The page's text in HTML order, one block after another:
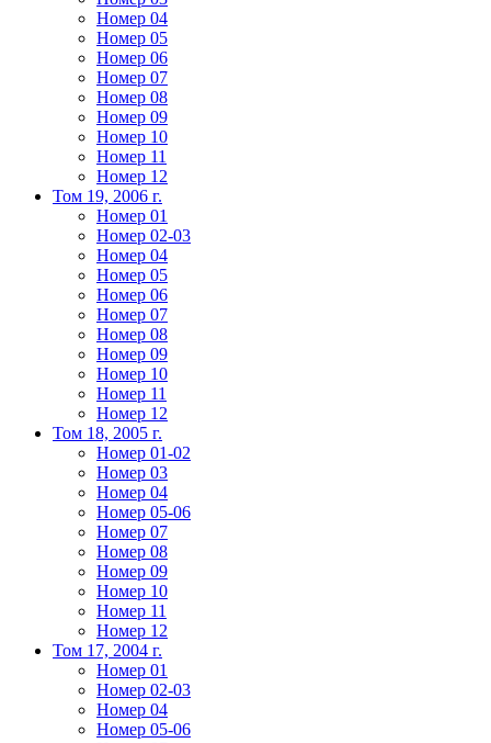
Номер 04
Номер 05
Номер 06
Номер 07
Номер 08
Номер 09
Номер 10
Номер 11
Номер 12
Том 19, 2006 г.
Номер 01
Номер 02-03
Номер 04
Номер 05
Номер 06
Номер 07
Номер 08
Номер 09
Номер 10
Номер 11
Номер 12
Том 18, 2005 г.
Номер 01-02
Номер 03
Номер 04
Номер 05-06
Номер 07
Номер 08
Номер 09
Номер 10
Номер 11
Номер 12
Том 17, 2004 г.
Номер 01
Номер 02-03
Номер 04
Номер 05-06